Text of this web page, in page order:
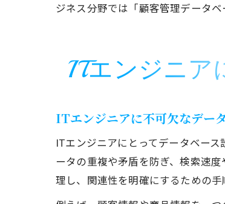
ジネス分野では「顧客管理データ
ITエンジニア
ITエンジニアに不可欠なデー
ITエンジニアにとってデータベー
ータの重複や矛盾を防ぎ、検索速
理し、関連性を明確にするための手